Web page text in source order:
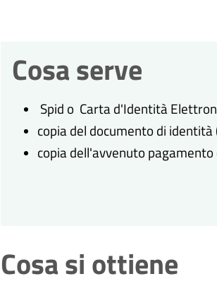
Cosa serve
Spid o Carta d'Identità
copia del documento di
copia dell'avvenuto
Cosa si ottiene